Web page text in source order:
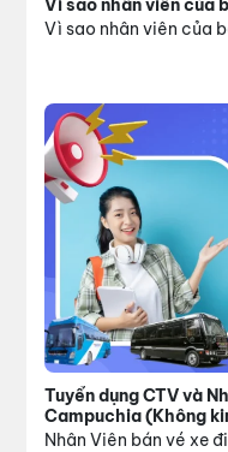
Vì sao nhân viên của
Vì sao nhân viên của
Tuyển dụng CTV và
Campuchia (Không
Nhân Viên bán vé xe